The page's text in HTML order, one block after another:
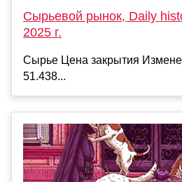
Сырьевой рынок, Daily
2025 г.
Сырье Цена закрытия
51.438...